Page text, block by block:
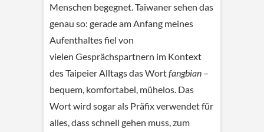
Menschen begegnet. Taiwaner sehen das
genau so: gerade am Anfang meines
Aufenthaltes fiel von
vielen Gesprächspartnern im Kontext
des Taipeier Alltags das Wortfangbian –
bequem, komfortabel, mühelos. Das
Wort wird sogar als Präfix verwendet für
alles, dass schnell gehen muss, zum